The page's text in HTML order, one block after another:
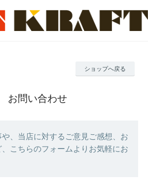
ショップへ戻る
お問い合わせ
、当店に対するご意見ご感想、お
こちらのフォームよりお気軽にお